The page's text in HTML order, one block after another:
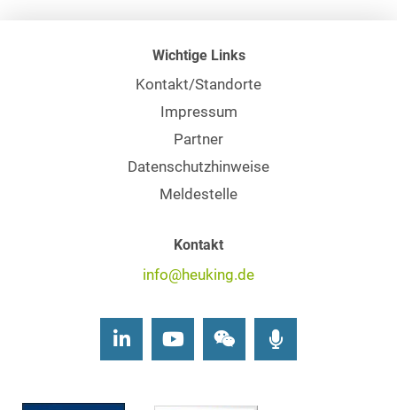
Wichtige Links
Kontakt/Standorte
Impressum
Partner
Datenschutzhinweise
Meldestelle
Kontakt
info@heuking.de
LinkedInYoutubeWechat